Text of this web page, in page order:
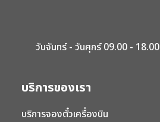
วันจันทร์ - วันศุกร์ 09.00 - 18.00
บริการของเรา
บริการจองตั๋วเครื่องบิน